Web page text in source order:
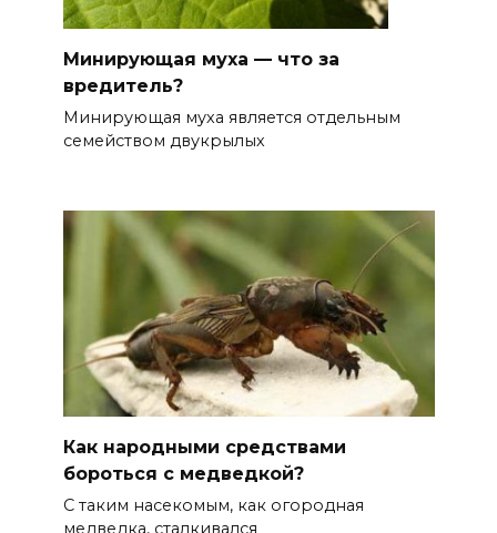
Минирующая муха — что за
вредитель?
Минирующая муха является отдельным
семейством двукрылых
Как народными средствами
бороться с медведкой?
С таким насекомым, как огородная
медведка, сталкивался